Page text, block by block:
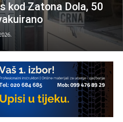
kod Zatona Dola, 50